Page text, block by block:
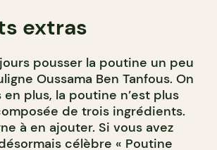
extras
pousser la poutine un peu
Oussama Ben Tanfous. On
plus, la poutine n’est plus
de trois ingrédients.
à en ajouter. Si vous avez
célèbre « Poutine